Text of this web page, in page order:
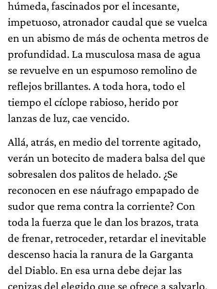
húmeda, fascinados por el incesante,
impetuoso, atronador caudal que se vuelca
en un abismo de más de ochenta metros de
profundidad. La musculosa masa de agua
se revuelve en un espumoso remolino de
reflejos brillantes. A toda hora, todo el
tiempo el cíclope rabioso, herido por
lanzas de luz, cae vencido.
Allá, atrás, en medio del torrente agitado,
verán un botecito de madera balsa del que
sobresalen dos palitos de helado. ¿Se
reconocen en ese náufrago empapado de
sudor que rema contra la corriente? Con
toda la fuerza que le dan los brazos, trata
de frenar, retroceder, retardar el inevitable
descenso hacia la ranura de la Garganta
del Diablo. En esa urna debe dejar las
cenizas del elegido que se ofrece a salvarlo.